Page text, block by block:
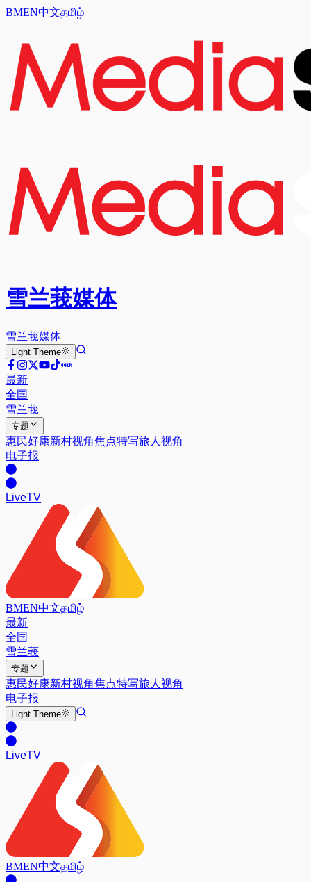
BMEN中文தமிழ்
雪兰莪媒体
雪兰莪媒体
Light Theme
最新
全国
雪兰莪
专题
惠民好康新村视角焦点特写旅人视角
电子报
LiveTV
BMEN中文தமிழ்
最新
全国
雪兰莪
专题
惠民好康新村视角焦点特写旅人视角
电子报
Light Theme
LiveTV
BMEN中文தமிழ்